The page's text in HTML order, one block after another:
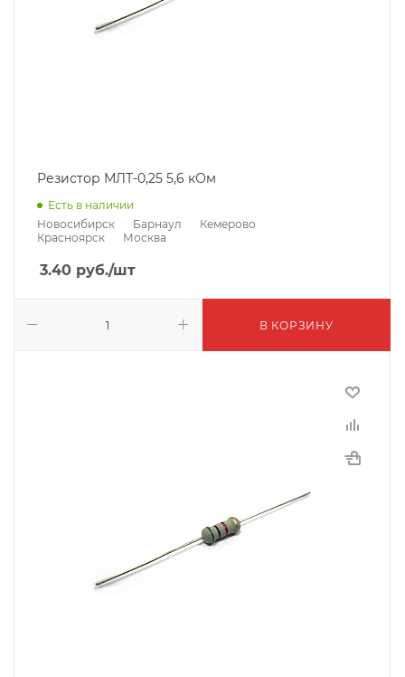
Резистор МЛТ-0,25 5,6 кОм
Есть в наличии
Новосибирск
Барнаул
Кемерово
Красноярск
Москва
3.40 руб./шт
В КОРЗИНУ